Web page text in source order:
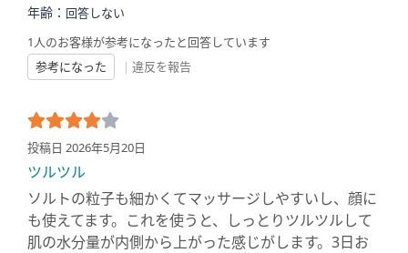
年齢： 回答しない
1人のお客様が参考になったと回答しています
参考になった
| 違反を報告
投稿日 2026年5月20日
ツルツル
ソルトの粒子も細かくてマッサージしやすいし、顔に
も使えてます。これを使うと、しっとりツルツルして
肌の水分量が内側から上がった感じがします。3日お